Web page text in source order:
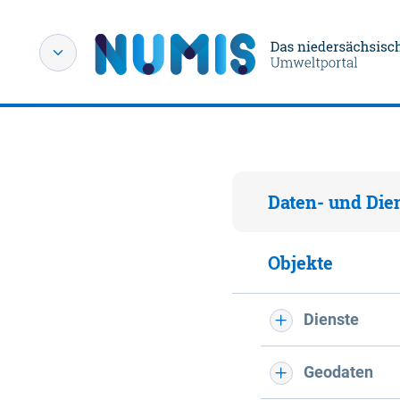
Daten- und
Objekte
Dienste
Geodaten